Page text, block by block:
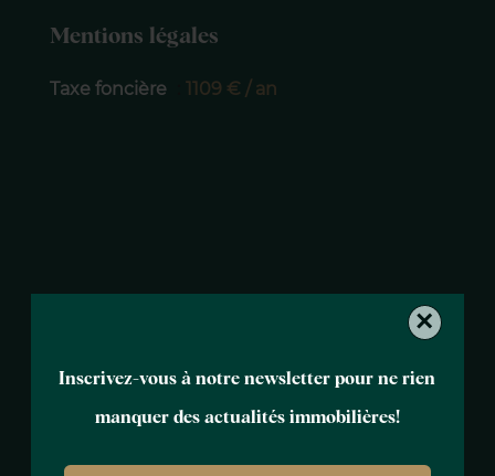
Inscrivez-vous à notre newsletter pour ne rien
manquer des actualités immobilières!
×
Mentions légales
Taxe foncière 1109 € / an